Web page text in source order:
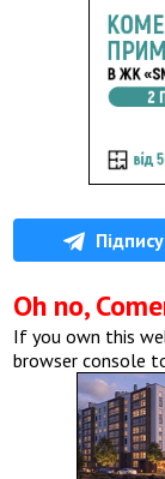
Oh no,
If you own this
browser console